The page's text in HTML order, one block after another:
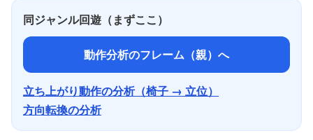
同ジャンル回遊（まずここ）
動作分析のフレーム（親）へ
立ち上がり動作の分析（椅子 → 立位）
方向転換の分析